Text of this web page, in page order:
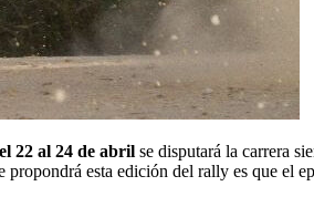
22 al 24 de abril se disputará la carrera
propondrá esta edición del rally es que el